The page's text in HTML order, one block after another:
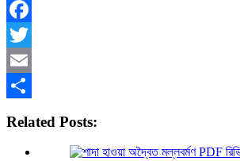
Facebook
Twitter
Email
Related Posts: